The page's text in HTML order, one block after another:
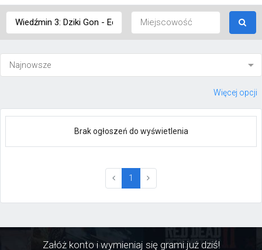
Więcej opcji
Brak ogłoszeń do wyświetlenia
1 (current)
Załóż konto i wymieniaj się grami już dziś!